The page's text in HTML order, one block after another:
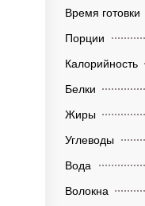
Время готовки
Порции
Калорийность
Белки
Жиры
Углеводы
Вода
Волокна